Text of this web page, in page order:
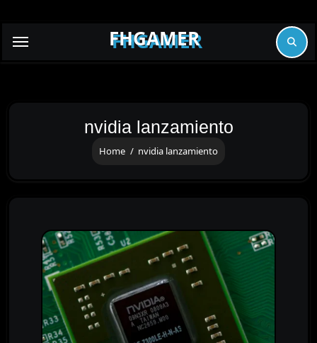
FHGAMER
nvidia lanzamiento
Home nvidia lanzamiento